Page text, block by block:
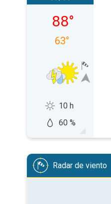
domingo, 09/08
88°
63°
10 h
60 %
Radar de viento